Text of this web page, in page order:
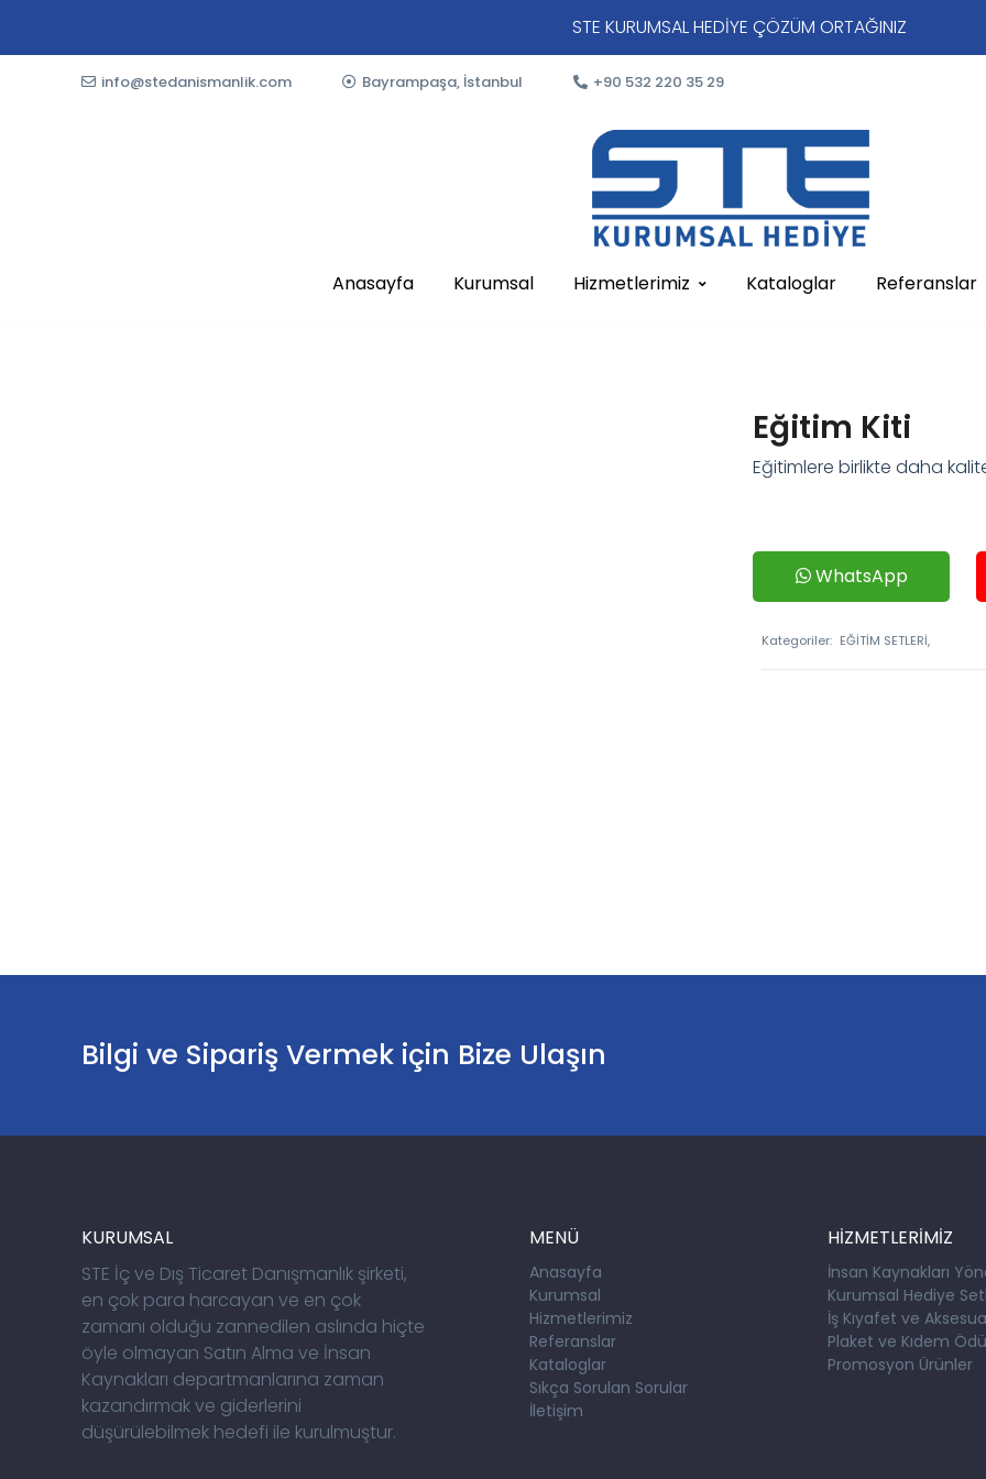
STE KURUMSAL HEDİYE ÇÖZÜM ORTAĞINIZ
info@stedanismanlik.com Bayrampaşa, İstanbul +90 532 220 35 29
Anasayfa Kurumsal Hizmetlerimiz Kataloglar Referanslar
Eğitim Kiti
Eğitimlere birlikte daha
WhatsApp
Kategoriler: EĞİTİM SETLERİ,
Bilgi ve Sipariş Vermek için Bize Ulaşın
KURUMSAL
STE İç ve Dış Ticaret Danışmanlık şirketi,
en çok para harcayan ve en çok
zamanı olduğu zannedilen aslında hiçte
öyle olmayan Satın Alma ve İnsan
Kaynakları departmanlarına zaman
kazandırmak ve giderlerini
düşürülebilmek hedefi ile kurulmuştur.
MENÜ
Anasayfa
Kurumsal
Hizmetlerimiz
Referanslar
Kataloglar
Sıkça Sorulan Sorular
İletişim
HİZMETLERİMİZ
İnsan Kaynakları
Kurumsal Hediye
İş Kıyafet ve
Plaket ve Kıdem
Promosyon Ürünler